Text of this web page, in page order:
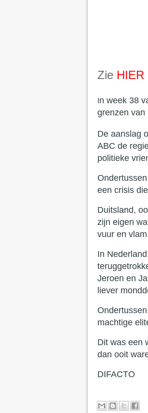
Zie HIER
In week 38
grenzen van
De aanslag
ABC de
politieke
een crisis
Duitsland,
zijn eigen
vuur en
In
Jeroen en
liever
machtige
Dit was een
dan ooit
DIFACTO